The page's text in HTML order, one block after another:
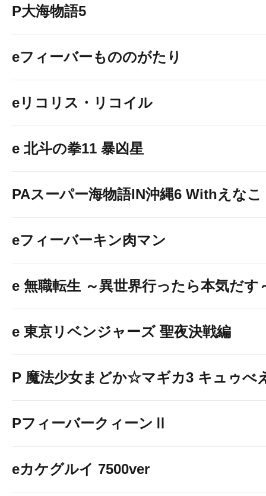
P大海物語5
eフィーバーもののがたり
eリコリス・リコイル
e 北斗の拳11 暴凶星
PAスーパー海物語IN沖縄6 Withえなこ
eフィーバーキン肉マン
e 無職転生 ～異世界行ったら本気だす
e 東京リベンジャーズ 聖夜決戦編
P 魔法少女まどか☆マギカ3 キュゥべ
PフィーバークィーンⅡ
eカケグルイ 7500ver